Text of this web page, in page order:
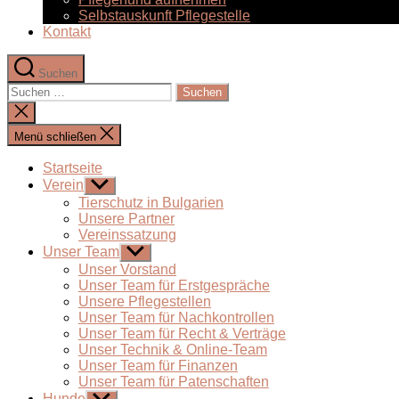
Selbstauskunft Pflegestelle
Kontakt
Suchen
Suchen
nach:
Suche
schließen
Menü schließen
Startseite
Verein Untermenü
anzeigen
Tierschutz in Bulgarien
Unsere Partner
Vereinssatzung
Unser Team Untermenü
anzeigen
Unser Vorstand
Unser Team für Erstgespräche
Unsere Pflegestellen
Unser Team für Nachkontrollen
Unser Team für Recht & Verträge
Unser Technik & Online-Team
Unser Team für Finanzen
Unser Team für Patenschaften